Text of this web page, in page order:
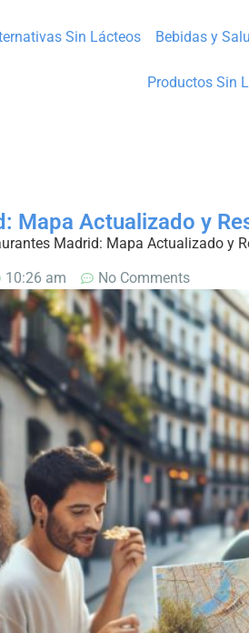
Sin Lácteos Bebidas y
Productos Sin
Mapa Actualizado y
Madrid: Mapa Actualizado y
10:26 am No Comments